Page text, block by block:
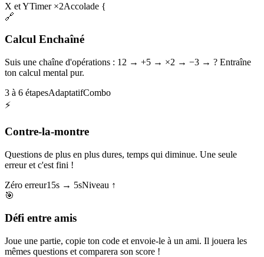
X et YTimer ×2Accolade {
🔗
Calcul Enchaîné
Suis une chaîne d'opérations : 12 → +5 → ×2 → −3 → ? Entraîne
ton calcul mental pur.
3 à 6 étapesAdaptatifCombo
⚡
Contre-la-montre
Questions de plus en plus dures, temps qui diminue. Une seule
erreur et c'est fini !
Zéro erreur15s → 5sNiveau ↑
🎯
Défi entre amis
Joue une partie, copie ton code et envoie-le à un ami. Il jouera les
mêmes questions et comparera son score !